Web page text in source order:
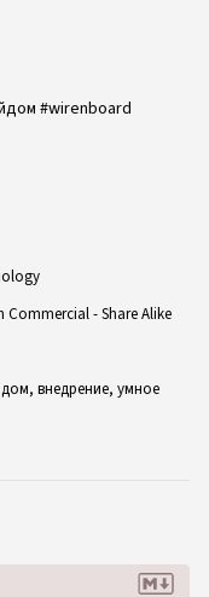
#wirenboard
- Share Alike
внедрение умное